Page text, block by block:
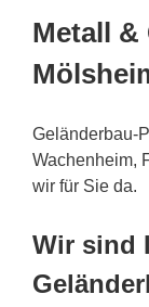
Metall &
Geländerbau-
Wachenheim,
wir für Sie da.
Wir sind